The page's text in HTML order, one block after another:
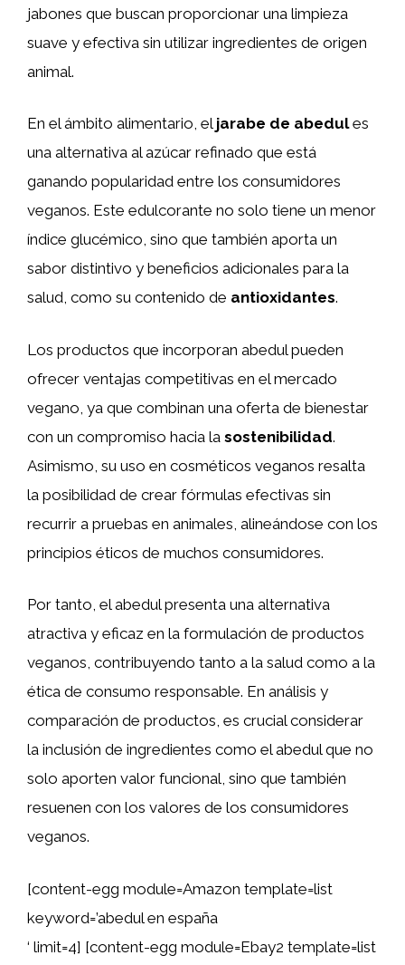
jabones que buscan proporcionar una limpieza
suave y efectiva sin utilizar ingredientes de origen
animal.
En el ámbito alimentario, el jarabe de abedules
una alternativa al azúcar refinado que está
ganando popularidad entre los consumidores
veganos. Este edulcorante no solo tiene un menor
índice glucémico, sino que también aporta un
sabor distintivo y beneficios adicionales para la
salud, como su contenido de antioxidantes.
Los productos que incorporan abedul pueden
ofrecer ventajas competitivas en el mercado
vegano, ya que combinan una oferta de bienestar
con un compromiso hacia la sostenibilidad.
Asimismo, su uso en cosméticos veganos resalta
la posibilidad de crear fórmulas efectivas sin
recurrir a pruebas en animales, alineándose con los
principios éticos de muchos consumidores.
Por tanto, el abedul presenta una alternativa
atractiva y eficaz en la formulación de productos
veganos, contribuyendo tanto a la salud como a la
ética de consumo responsable. En análisis y
comparación de productos, es crucial considerar
la inclusión de ingredientes como el abedul que no
solo aporten valor funcional, sino que también
resuenen con los valores de los consumidores
veganos.
[content-egg module=Amazon template=list
keyword=’abedul en españa
‘ limit=4] [content-egg module=Ebay2 template=list